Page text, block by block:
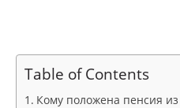
Table of Contents
Кому положена пенсия